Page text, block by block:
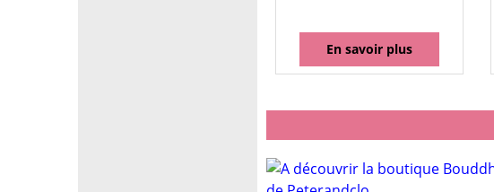
En savoir plus